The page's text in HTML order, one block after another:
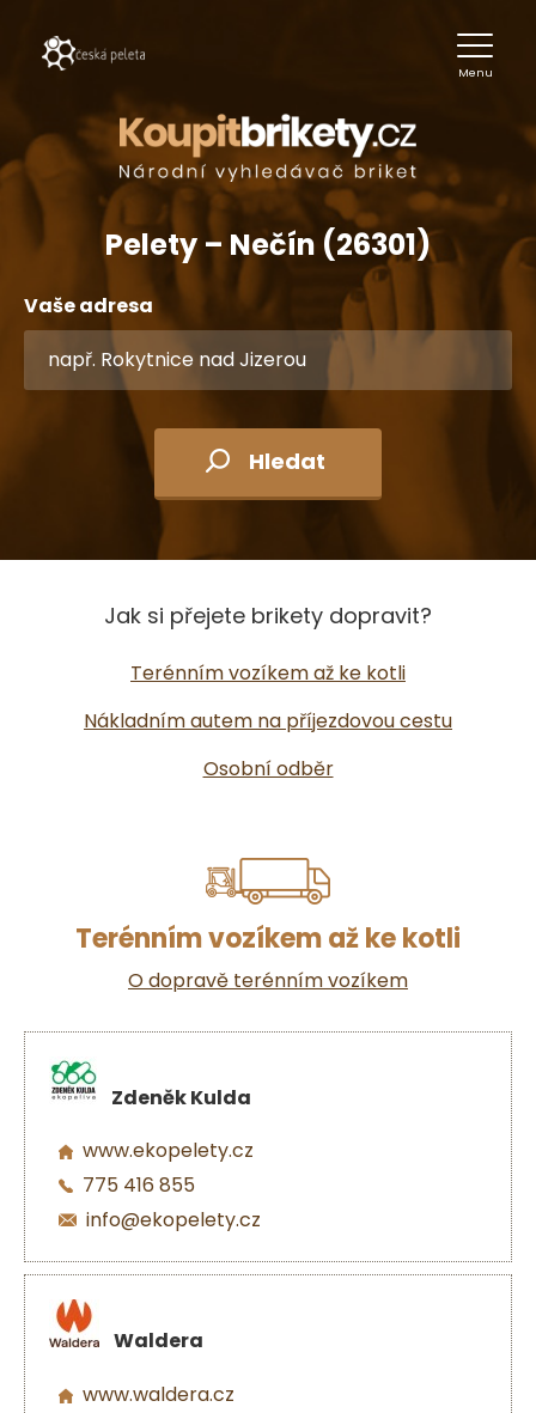
Menu
Pelety – Nečín (26301)
Vaše adresa
Hledat
Jak si přejete brikety dopravit?
Terénním vozíkem až ke kotli
Nákladním autem na příjezdovou cestu
Osobní odběr
Terénním vozíkem až ke kotli
O dopravě terénním vozíkem
Zdeněk Kulda
www.ekopelety.cz
775 416 855
info@ekopelety.cz
Waldera
www.waldera.cz